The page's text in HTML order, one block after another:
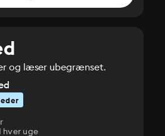
og læser ubegrænset.
hver uge